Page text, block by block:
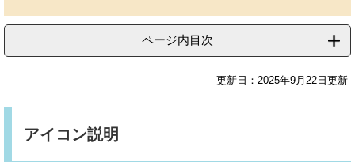
ページ内目次
更新日：2025年9月22日更新
アイコン説明